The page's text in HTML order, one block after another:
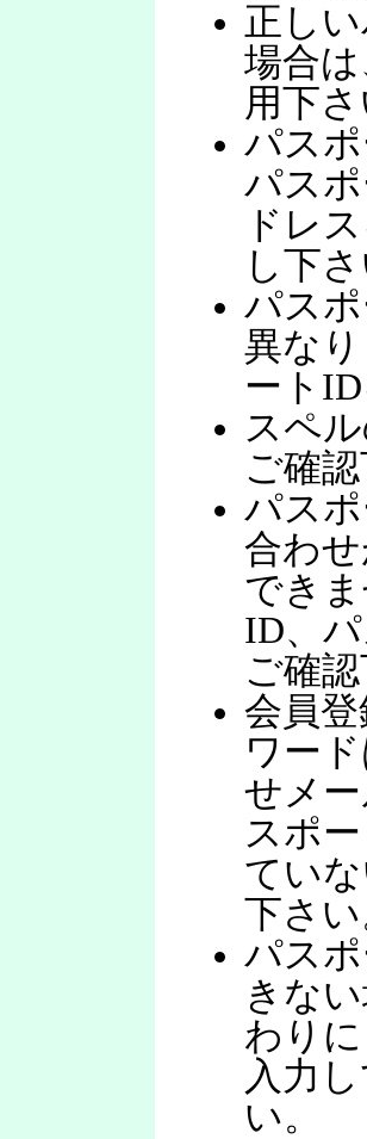
正し
場合
用下
パス
パス
ドレ
し下
パス
異な
ート
スペ
ご確
パス
合わ
でき
ID、
ご確
会員
ワー
せメ
スポ
てい
下さ
パス
きな
わり
入力
い。